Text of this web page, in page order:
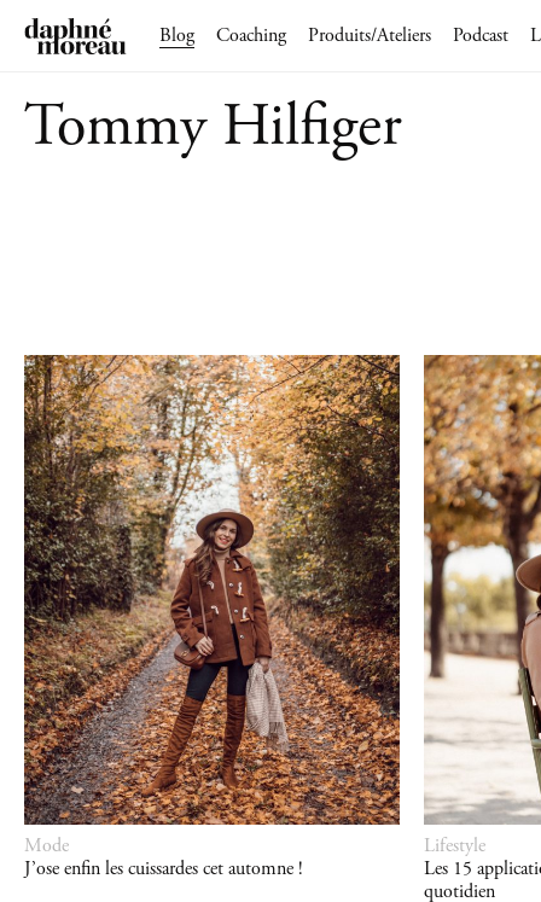
Blog Coaching Produits/Ateliers Podcast
Tommy Hilfiger
Mode
J’ose enfin les cuissardes cet automne !
Lifestyle
Les 15
quotidien